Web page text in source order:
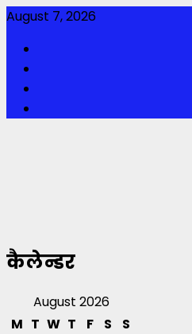
Skip
content
August 7, 2026
कैलेन्डर
August 2026
M T W T F S
S